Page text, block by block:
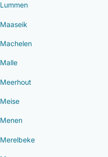
Lummen
Maaseik
Machelen
Malle
Meerhout
Meise
Menen
Merelbeke